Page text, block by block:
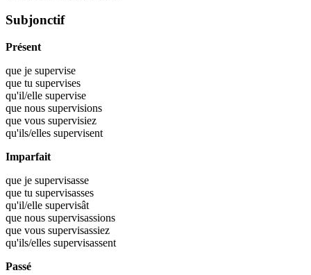
Subjonctif
Présent
que je supervise
que tu supervises
qu'il/elle supervise
que nous supervisions
que vous supervisiez
qu'ils/elles supervisent
Imparfait
que je supervisasse
que tu supervisasses
qu'il/elle supervisât
que nous supervisassions
que vous supervisassiez
qu'ils/elles supervisassent
Passé